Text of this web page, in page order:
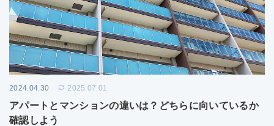
2024.04.30 2025.07.01
アパートとマンションの違いは？どちらに向いているか
確認しよう